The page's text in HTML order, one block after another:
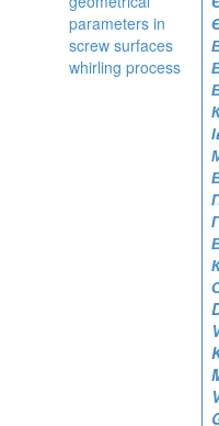
parameters in
screw surfaces
whirling process